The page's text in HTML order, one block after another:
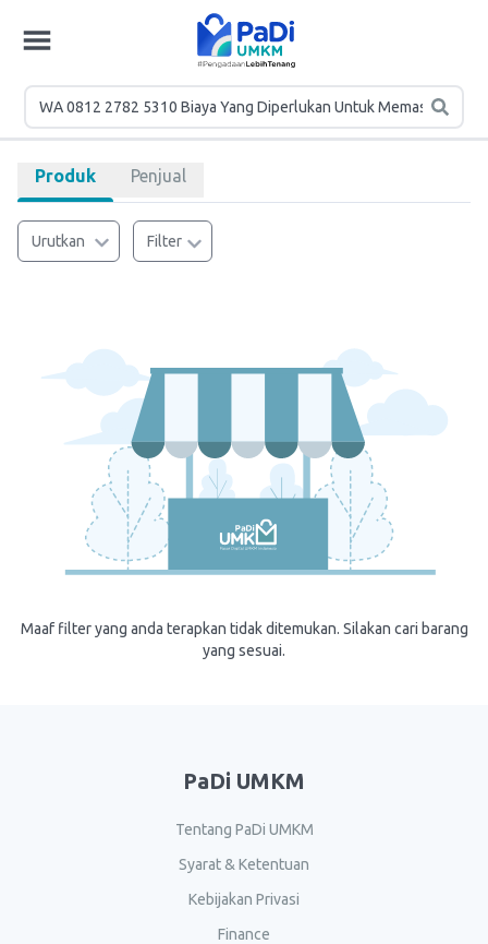
Produk Penjual
Urutkan Filter
Maaf filter yang anda terapkan tidak ditemukan. Silakan cari barang
yang sesuai.
PaDi UMKM
Tentang PaDi UMKM
Syarat & Ketentuan
Kebijakan Privasi
Finance